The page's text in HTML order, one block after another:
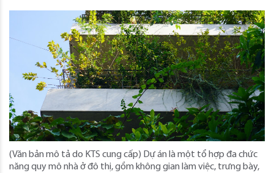
(Văn bản mô tả do KTS cung cấp) Dự án là một tổ hợp đa chức
năng quy mô nhà ở đô thị, gồm không gian làm việc, trưng bày,